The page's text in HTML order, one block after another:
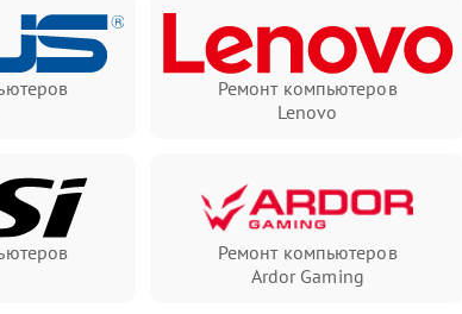
Ремонт компьютеров
Lenovo
Ремонт компьютеров
Ardor Gaming